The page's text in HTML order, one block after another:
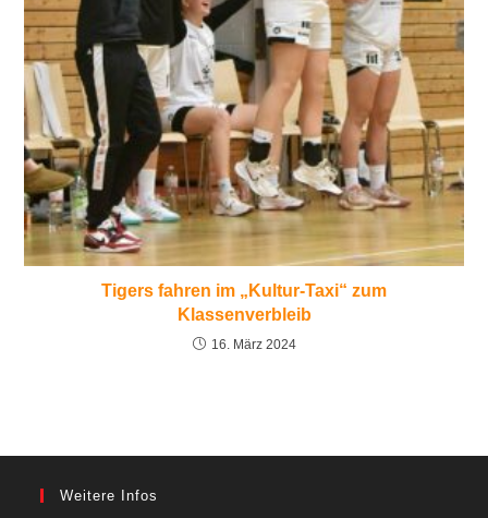
Tigers fahren im „Kultur-Taxi“ zum
Klassenverbleib
16. März 2024
Weitere Infos